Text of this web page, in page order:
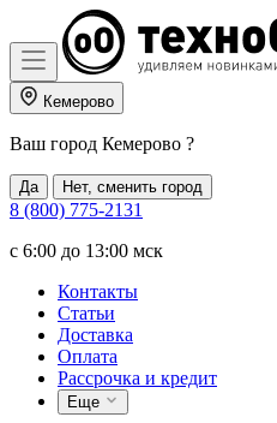
Кемерово
Ваш город Кемерово ?
Да Нет, сменить город
8 (800) 775-2131
c 6:00 до 13:00 мск
Контакты
Статьи
Доставка
Оплата
Рассрочка и кредит
Еще